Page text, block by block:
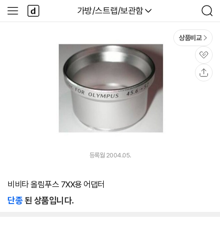
다나와
가방/스트랩/보관함
검
색
사
이
다
나
와
상품비교
관
심
등록월 2004.05.
비비타 올림푸스 7XX용 어댑터
단종된 상품입니다.